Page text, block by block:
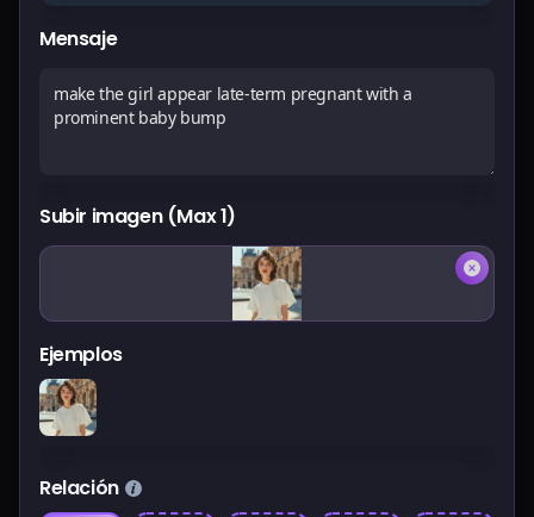
Iniciar sesión
Mensaje
Subir imagen (Max 1)
Ejemplos
Relación